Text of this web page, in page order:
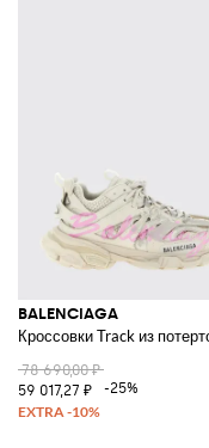
BALENCIAGA
Кроссовки Track из
78 690,00 ₽
59 017,27 ₽
-25%